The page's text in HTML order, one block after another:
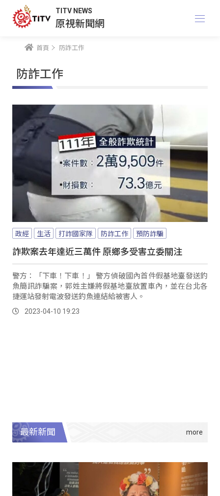
TITV NEWS
原視新聞網
首頁 防詐工作
防詐工作
政經 生活 打詐國家隊 防詐工作 預防詐騙
詐欺案去年達近三萬件 原鄉多受害立委關注
警方：「下車！下車！」 警方偵破國內首件假基地臺發送釣
魚簡訊詐騙案，郭姓主嫌將假基地臺放置車內，並在台北各
捷運站發射電波發送釣魚連結給被害人。
2023-04-10 19:23
最新新聞